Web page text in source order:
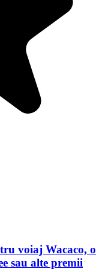
voiaj Wacaco, o
sau alte premii